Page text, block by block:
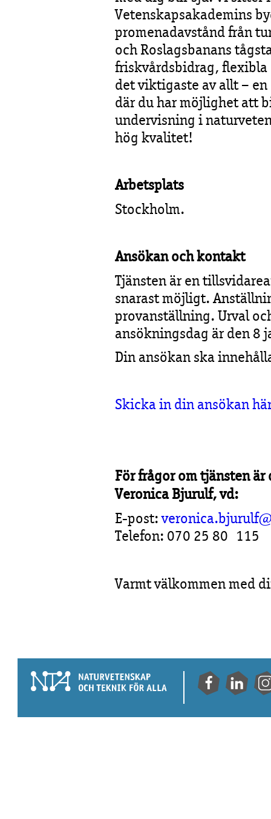
Vetenskapsakademins
promenadavstånd från
och Roslagsbanans
friskvårdsbidrag,
det viktigaste av allt –
där du har möjlighet att
undervisning i
hög kvalitet!
Arbetsplats
Stockholm.
Ansökan och kontakt
Tjänsten är en
snarast möjligt.
provanställning. Urval
ansökningsdag är den 8
Din ansökan ska
Skicka in din ansökan
För frågor om tjänsten
Veronica Bjurulf, vd:
E-post:
Telefon: 070 25 80 115
Varmt välkommen med